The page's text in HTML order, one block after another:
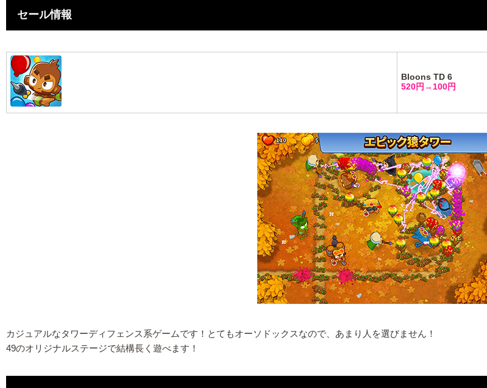
セール情報
Bloons TD 6
520円→100円
カジュアルなタワーディフェンス系ゲームです！とてもオーソドックスなので、あまり人を選びません！
49のオリジナルステージで結構長く遊べます！